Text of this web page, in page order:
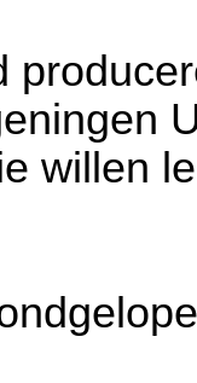
willen